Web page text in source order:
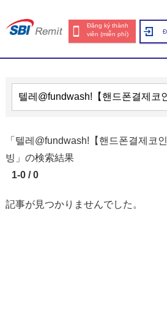
Đăng ký thành
viên (miễn phí)
「텔레@fundwashǃ【핸드폰결제코
빙」の検索結果
1-0 / 0
記事が見つかりませんでした。